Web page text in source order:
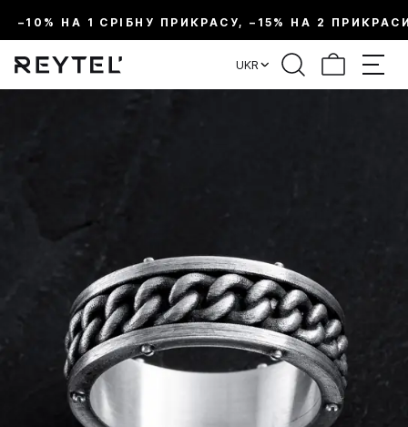
–10% НА 1 СРІБНУ ПРИКРАСУ, –15% НА 2
UKR